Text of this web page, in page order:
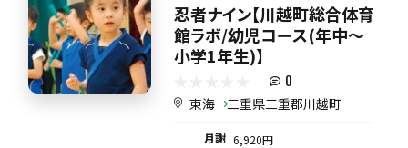
忍者ナイン【川越町総合体育
館ラボ/幼児コース(年中～
小学1年生)】
0
東海 三重県三重郡川越町
月謝 6,920円